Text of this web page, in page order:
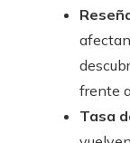
frente
Tasa